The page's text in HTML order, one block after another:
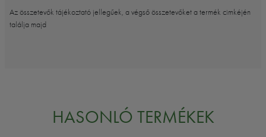
Az összetevők tájékoztató jellegűek, a végső összetevőket a termék cimkéjén
találja majd
HASONLÓ TERMÉKEK